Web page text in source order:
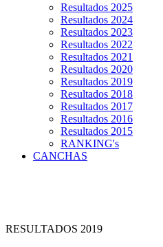
Resultados 2025
Resultados 2024
Resultados 2023
Resultados 2022
Resultados 2021
Resultados 2020
Resultados 2019
Resultados 2018
Resultados 2017
Resultados 2016
Resultados 2015
RANKING's
CANCHAS
RESULTADOS 2019